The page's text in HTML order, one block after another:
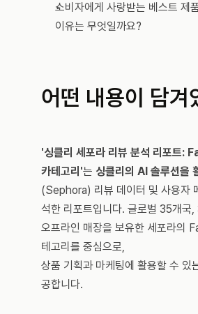
소비자에게 사랑받는 베스트 제
이유는 무엇일까요?
어떤 내용이 담겨
'싱클리 세포라 리뷰 분석 리포트:
카테고리'는 싱클리의 AI 솔루션을
(Sephora) 리뷰 데이터 및 사용자
석한 리포트입니다. 글로벌 35개국
오프라인 매장을 보유한 세포라의
테고리를 중심으로,
상품 기획과 마케팅에 활용할 수 있
공합니다.